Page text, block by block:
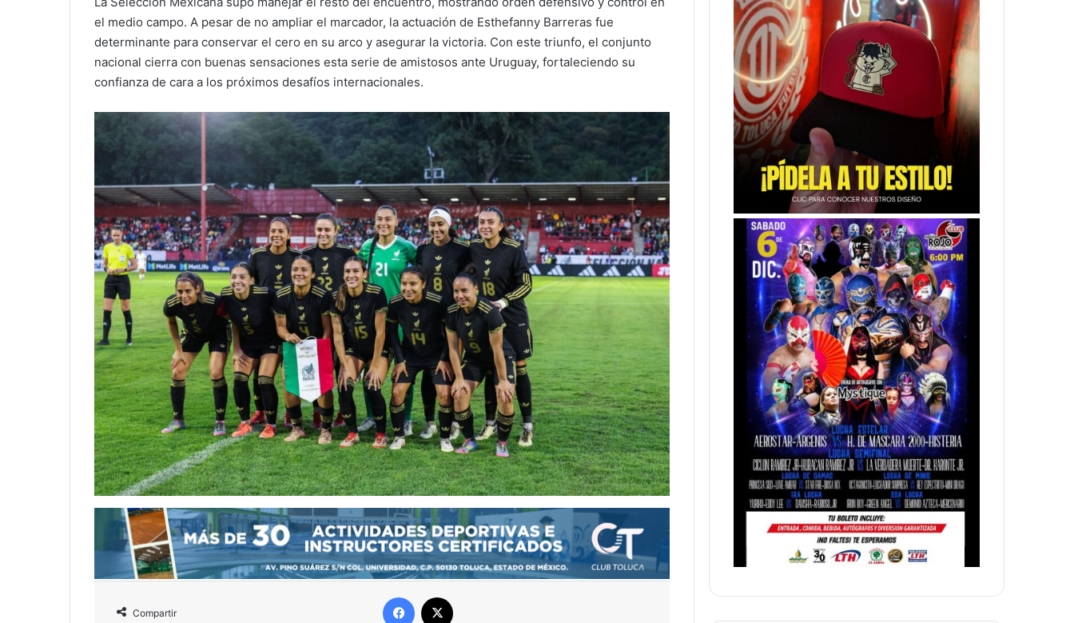
el medio campo. A pesar de no ampliar el marcador, la actuación de Esthefanny Barreras fue
determinante para conservar el cero en su arco y asegurar la victoria. Con este triunfo, el conjunto
nacional cierra con buenas sensaciones esta serie de amistosos ante Uruguay, fortaleciendo su
confianza de cara a los próximos desafíos internacionales.
Compartir
Facebook